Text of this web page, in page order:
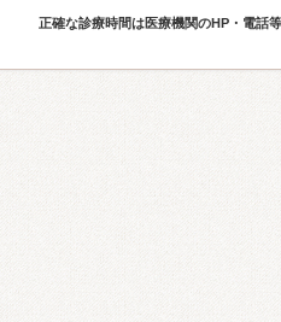
正確な診療時間は医療機関のHP・電話